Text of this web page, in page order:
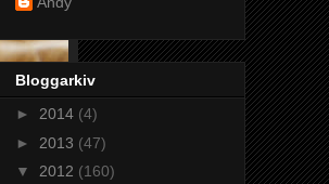
Bloggarkiv
► 2014 (4)
► 2013 (47)
▼ 2012 (160)